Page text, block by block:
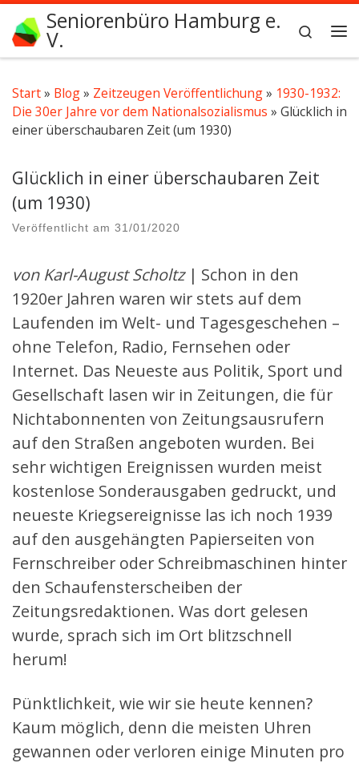
Zum Inhalt springen
Seniorenbüro Hamburg e.
V.
Search
Start» Blog» Zeitzeugen Veröffentlichung» 1930-1932:
Die 30er Jahre vor dem Nationalsozialismus » Glücklich in
einer überschaubaren Zeit (um 1930)
Glücklich in einer überschaubaren Zeit
(um 1930)
Veröffentlicht am 31/01/2020
von Karl-August Scholtz| Schon in den
1920er Jahren waren wir stets auf dem
Laufenden im Welt- und Tagesgeschehen –
ohne Telefon, Radio, Fernsehen oder
Internet. Das Neueste aus Politik, Sport und
Gesellschaft lasen wir in Zeitungen, die für
Nichtabonnenten von Zeitungsausrufern
auf den Straßen angeboten wurden. Bei
sehr wichtigen Ereignissen wurden meist
kostenlose Sonderausgaben gedruckt, und
neueste Kriegsereignisse las ich noch 1939
auf den ausgehängten Papierseiten von
Fernschreiber oder Schreibmaschinen hinter
den Schaufensterscheiben der
Zeitungsredaktionen. Was dort gelesen
wurde, sprach sich im Ort blitzschnell
herum!
Pünktlichkeit, wie wir sie heute kennen?
Kaum möglich, denn die meisten Uhren
gewannen oder verloren einige Minuten pro